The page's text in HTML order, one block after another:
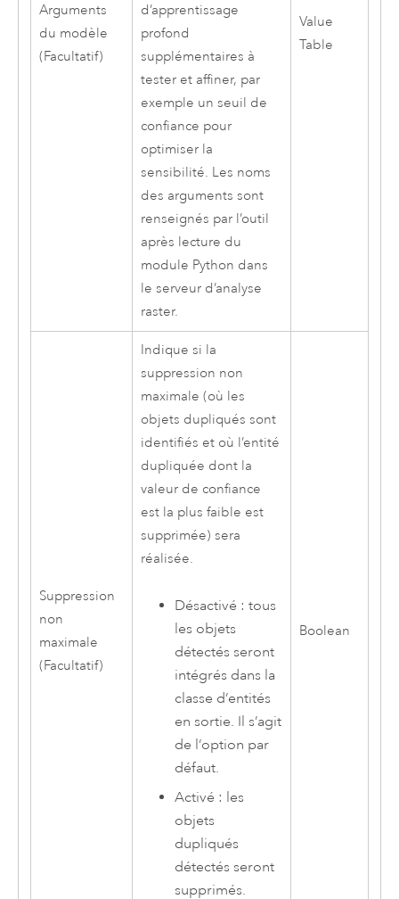
Arguments
du modèle
(Facultatif)
d’apprentissage
profond
supplémentaires à
tester et affiner, par
exemple un seuil de
confiance pour
optimiser la
sensibilité. Les noms
des arguments sont
renseignés par l’outil
après lecture du
module Python dans
le serveur d’analyse
raster.
Value
Table
Suppression
non
maximale
(Facultatif)
Indique si la
suppression non
maximale (où les
objets dupliqués sont
identifiés et où l’entité
dupliquée dont la
valeur de confiance
est la plus faible est
supprimée) sera
réalisée.
Désactivé : tous
les objets
détectés seront
intégrés dans la
classe d’entités
en sortie. Il s’agit
de l’option par
défaut.
Activé : les
objets
dupliqués
détectés seront
supprimés.
Boolean